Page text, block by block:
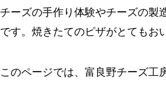
チーズの手作り体験やチーズの製
です。焼きたてのピザがとてもお
このページでは、富良野チーズ工